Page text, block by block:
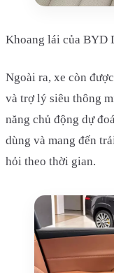
Khoang lái của BYD
Ngoài ra, xe còn
và trợ lý siêu thông
năng chủ động dự
dùng và mang đến
hỏi theo thời gian.